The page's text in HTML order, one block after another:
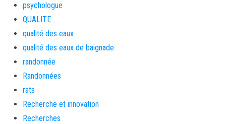
psychologue
QUALITE
qualité des eaux
qualité des eaux de baignade
randonnée
Randonnées
rats
Recherche et innovation
Recherches